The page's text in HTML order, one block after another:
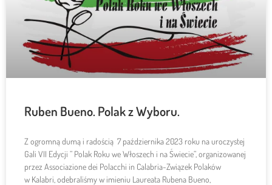
Ruben Bueno. Polak z Wyboru.
Z ogromną dumą i radością 7 października 2023 roku na uroczystej
Gali VII Edycji ” Polak Roku we Włoszech i na Świecie”, organizowanej
przez Associazione dei Polacchi in Calabria-Związek Polaków
w Kalabri, odebraliśmy w imieniu Laureata Rubena Bueno,